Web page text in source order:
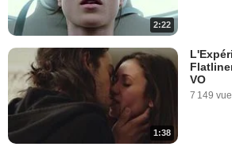
2:22
1:38
VO
7 149